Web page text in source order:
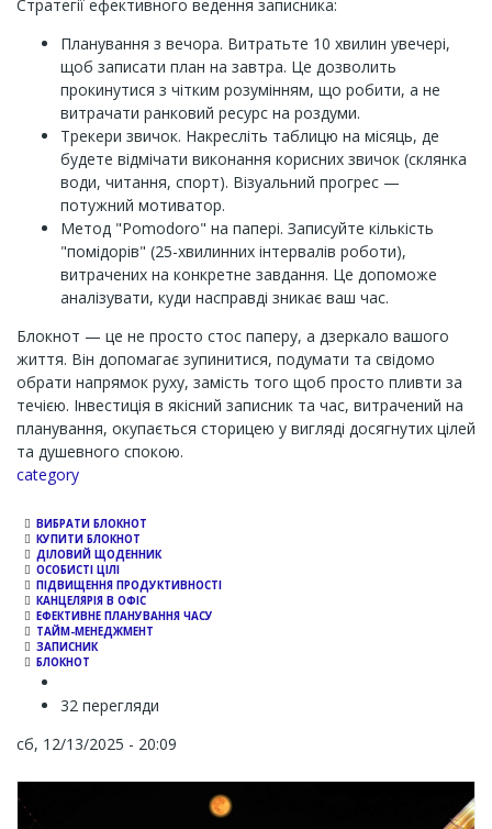
Стратегії ефективного ведення записника:
Планування з вечора. Витратьте 10 хвилин увечері,
щоб записати план на завтра. Це дозволить
прокинутися з чітким розумінням, що робити, а не
витрачати ранковий ресурс на роздуми.
Трекери звичок. Накресліть таблицю на місяць, де
будете відмічати виконання корисних звичок (склянка
води, читання, спорт). Візуальний прогрес —
потужний мотиватор.
Метод "Pomodoro" на папері. Записуйте кількість
"помідорів" (25-хвилинних інтервалів роботи),
витрачених на конкретне завдання. Це допоможе
аналізувати, куди насправді зникає ваш час.
Блокнот — це не просто стос паперу, а дзеркало вашого
життя. Він допомагає зупинитися, подумати та свідомо
обрати напрямок руху, замість того щоб просто пливти за
течією. Інвестиція в якісний записник та час, витрачений на
планування, окупається сторицею у вигляді досягнутих цілей
та душевного спокою.
Channel
category
ВИБРАТИ БЛОКНОТ
КУПИТИ БЛОКНОТ
ДІЛОВИЙ ЩОДЕННИК
ОСОБИСТІ ЦІЛІ
ПІДВИЩЕННЯ ПРОДУКТИВНОСТІ
КАНЦЕЛЯРІЯ В ОФІС
ЕФЕКТИВНЕ ПЛАНУВАННЯ ЧАСУ
ТАЙМ-МЕНЕДЖМЕНТ
ЗАПИСНИК
БЛОКНОТ
32 перегляди
сб, 12/13/2025 - 20:09